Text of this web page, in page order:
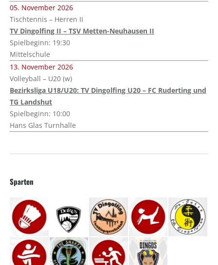
05. November 2026
Tischtennis – Herren II
TV Dingolfing II – TSV Metten-Neuhausen II
Spielbeginn: 19:30
Mittelschule
13. November 2026
Volleyball – U20 (w)
Bezirksliga U18/U20: TV Dingolfing U20 – FC Ruderting und
TG Landshut
Spielbeginn: 10:00
Hans Glas Turnhalle
Sparten